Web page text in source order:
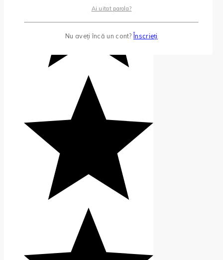
Ai uitat parola?
Nu aveți încă un cont?Înscrieți